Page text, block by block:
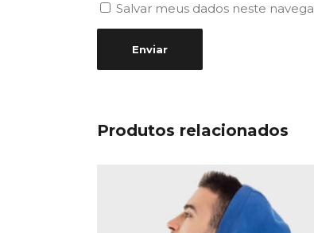
Salvar meus dados neste
Produtos relacionados